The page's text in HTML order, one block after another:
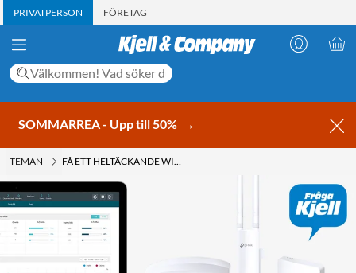
PRIVATPERSON FÖRETAG
SOMMARREA - Upp till 50% →
TEMAN FÅ ETT HELTÄCKANDE WIFI MED OMADA